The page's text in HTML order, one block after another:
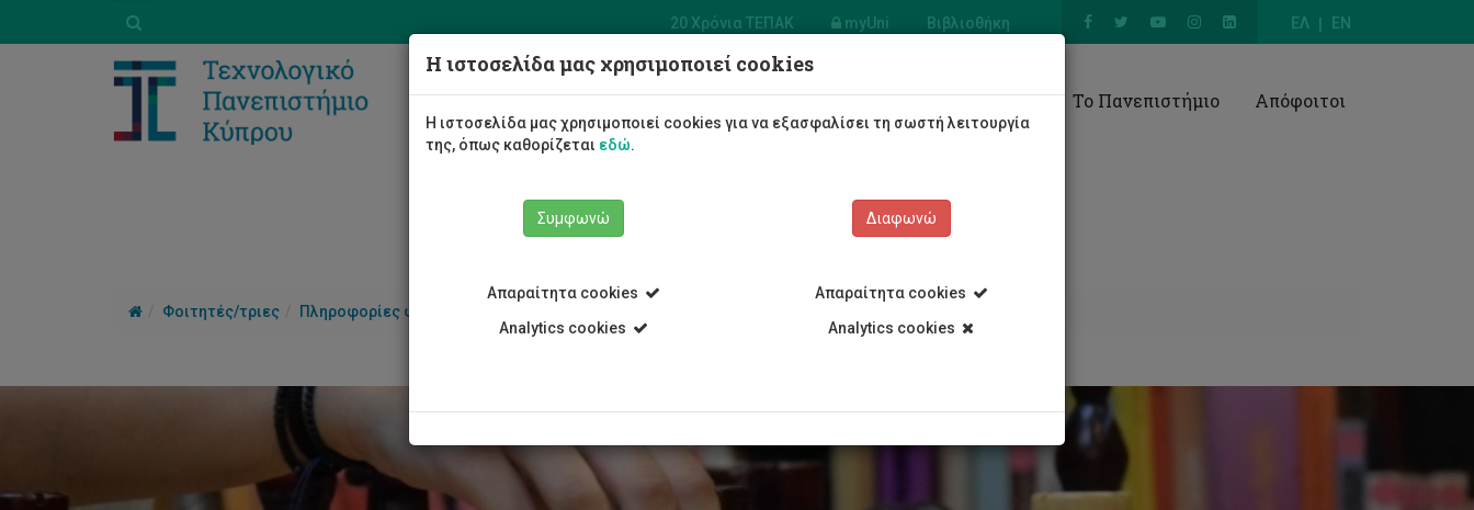
ΕΛ EN
20 Χρόνια ΤΕΠΑΚ myUni Βιβλιοθήκη
Φοιτητές/τριες Σπουδές Έρευνα Το Πανεπιστήμιο Απόφοιτοι
Φοιτητές/τριες Πληροφορίες φοίτησης
Η ιστοσελίδα μας χρησιμοποιεί cookies
Η ιστοσελίδα μας χρησιμοποιεί cookies για να εξασφαλίσει τη σωστή λειτουργία
της, όπως καθορίζεται εδώ.
Συμφωνώ
Απαραίτητα cookies
Analytics cookies
Διαφωνώ
Απαραίτητα cookies
Analytics cookies